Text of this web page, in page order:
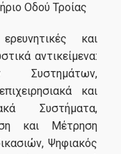
Οδού Τροίας
και
αντικείμενα:
Συστημάτων,
και
Συστήματα,
και Μέτρηση
Ψηφιακός